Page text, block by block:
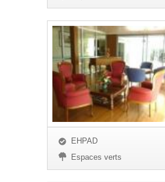
EHPAD
Espaces verts